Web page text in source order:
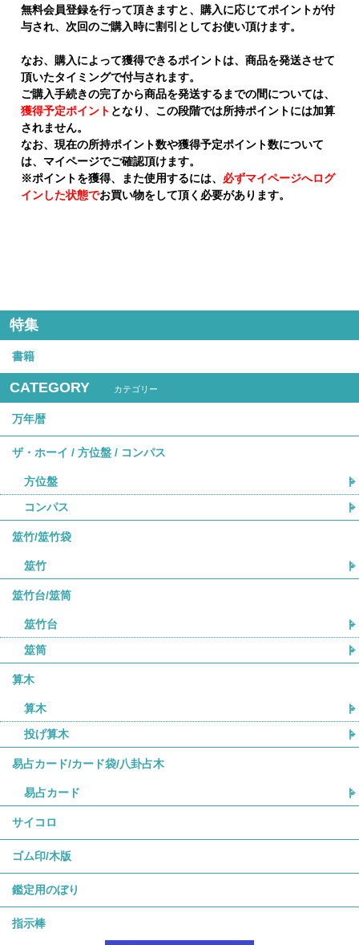
無料会員登録を行って頂きますと、購入に応じてポイントが付
与され、次回のご購入時に割引としてお使い頂けます。
なお、購入によって獲得できるポイントは、商品を発送させて
頂いたタイミングで付与されます。
ご購入手続きの完了から商品を発送するまでの間については、
獲得予定ポイント となり、この段階では所持ポイントには加算
されません。
なお、現在の所持ポイント数や獲得予定ポイント数について
は、マイページでご確認頂けます。
※ポイントを獲得、また使用するには、 必ずマイページへログ
インした状態でお買い物をして頂く必要があります。
特集
書籍
CATEGORY カテゴリー
万年暦
ザ・ホーイ / 方位盤 / コンパス
方位盤
コンパス
筮竹/筮竹袋
筮竹
筮竹台/筮筒
筮竹台
筮筒
算木
算木
投げ算木
易占カード/カード袋/八卦占木
易占カード
サイコロ
ゴム印/木版
鑑定用のぼり
指示棒